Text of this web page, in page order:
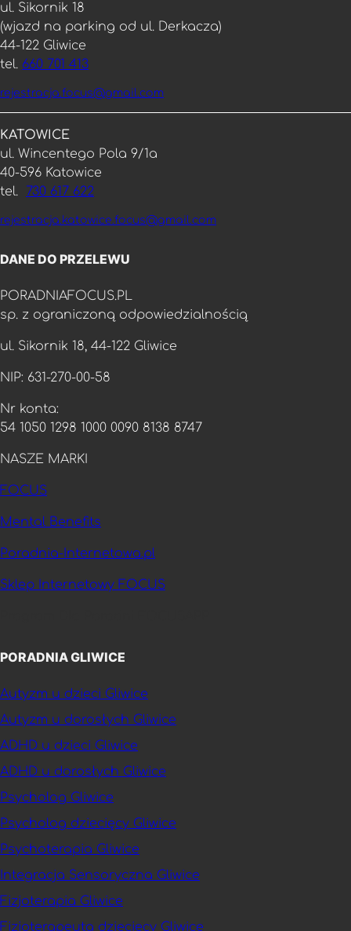
ul. Sikornik 18
(wjazd na parking od ul. Derkacza)
44-122 Gliwice
tel. 660 701 413
rejestracja.focus@gmail.com
KATOWICE
ul. Wincentego Pola 9/1a
40-596 Katowice
tel. 730 617 622
rejestracja.katowice.focus@gmail.com
DANE DO PRZELEWU
PORADNIAFOCUS.PL
sp. z ograniczoną odpowiedzialnością
ul. Sikornik 18, 44-122 Gliwice
NIP: 631-270-00-58
Nr konta:
54 1050 1298 1000 0090 8138 8747
NASZE MARKI
FOCUS
Mental Benefits
Poradnia-Internetowa.pl
Sklep Internetowy FOCUS
PORADNIA GLIWICE
Autyzm u dzieci Gliwice
Autyzm u dorosłych Gliwice
ADHD u dzieci Gliwice
ADHD u dorosłych Gliwice
Psycholog Gliwice
Psycholog dziecięcy Gliwice
Psychoterapia Gliwice
Integracja Sensoryczna Gliwice
Fizjoterapia Gliwice
Fizjoterapeuta dziecięcy Gliwice